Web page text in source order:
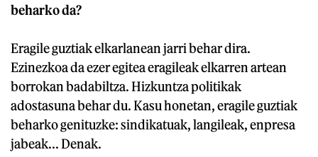
beharko da?
Eragile guztiak elkarlanean jarri behar dira.
Ezinezkoa da ezer egitea eragileak elkarren artean
borrokan badabiltza. Hizkuntza politikak
adostasuna behar du. Kasu honetan, eragile guztiak
beharko genituzke: sindikatuak, langileak, enpresa
jabeak... Denak.